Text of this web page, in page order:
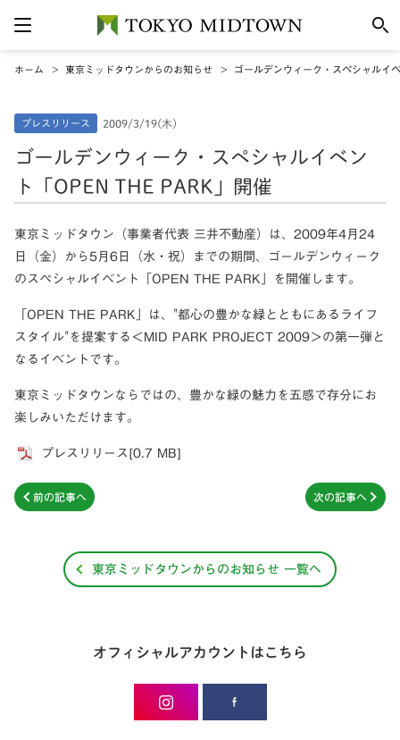
ホーム 東京ミッドタウンからのお知らせ ゴールデンウィーク・スペシャルイ
プレスリリース 2009/3/19(木)
ゴールデンウィーク・スペシャルイベン
ト「OPEN THE PARK」開催
東京ミッドタウン（事業者代表 三井不動産）は、2009年4月24
日（金）から5月6日（水・祝）までの期間、ゴールデンウィーク
のスペシャルイベント「OPEN THE PARK」を開催します。
「OPEN THE PARK」は、"都心の豊かな緑とともにあるライフ
スタイル"を提案する＜MID PARK PROJECT 2009＞の第一弾と
なるイベントです。
東京ミッドタウンならではの、豊かな緑の魅力を五感で存分にお
楽しみいただけます。
プレスリリース[0.7 MB]
次の記事へ
前の記事へ
東京ミッドタウンからのお知らせ 一覧へ
オフィシャルアカウントはこちら